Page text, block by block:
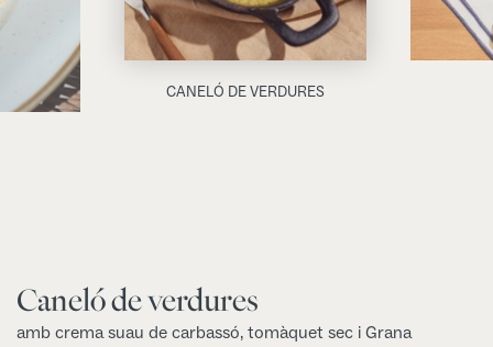
CANELÓ DE VERDURES
Caneló de verdures
amb crema suau de carbassó, tomàquet sec i Grana